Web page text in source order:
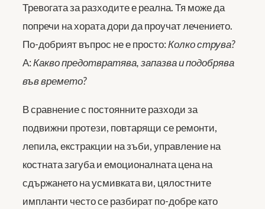
Тревогата за разходите е реална. Тя може да
попречи на хората дори да проучат лечението.
По-добрият въпрос не е просто:Колко струва?
А:Какво предотвратява, запазва и подобрява
във времето?
В сравнение с постоянните разходи за
подвижни протези, повтарящи се ремонти,
лепила, екстракции на зъби, управление на
костната загуба и емоционалната цена на
сдържането на усмивката ви, цялостните
импланти често се разбират по-добре като